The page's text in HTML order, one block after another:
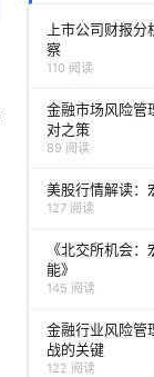
上市公司财报
察
110 阅读
金融市场风险管
对之策
89 阅读
美股行情解读：
127 阅读
《北交所机会
能》
145 阅读
金融行业风险管
战的关键
122 阅读